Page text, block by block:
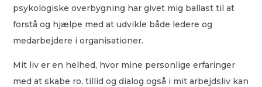
psykologiske overbygning har givet mig ballast til at
forstå og hjælpe med at udvikle både ledere og
medarbejdere i organisationer.
Mit liv er en helhed, hvor mine personlige erfaringer
med at skabe ro, tillid og dialog også i mit arbejdsliv kan